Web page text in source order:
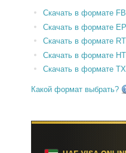
Скачать в формате
Скачать в формате
Скачать в формате
Скачать в формате
Скачать в формате
Какой формат выбрать?